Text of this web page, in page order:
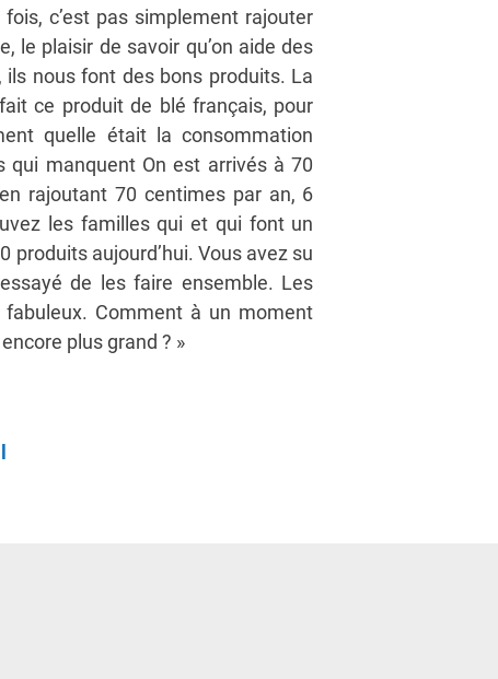
c’est pas simplement rajouter
le plaisir de savoir qu’on aide des
nous font des bons produits. La
ce produit de blé français, pour
quelle était la consommation
manquent On est arrivés à 70
rajoutant 70 centimes par an, 6
les familles qui et qui font un
produits aujourd’hui. Vous avez su
de les faire ensemble. Les
Comment à un moment
plus grand ? »